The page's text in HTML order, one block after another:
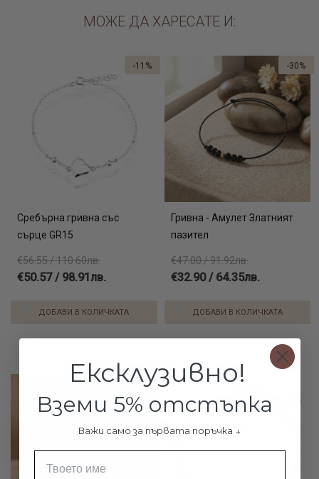
МОЖЕ ДА ХАРЕСАТЕ И:
Сребърна гривна със
сърце GR15
€56.55 / 110.60лв.
€50.57 / 98.91лв.
ДОБАВИ В КОЛИЧКАТА
-11%
Гривна - Амулет Златният
пазител
€47.00 / 91.92лв.
€32.90 / 64.35лв.
ДОБАВИ В КОЛИЧКАТА
-30%
Ексклузивно!
Вземи 5% отстъпка
Важи само за първата поръчка ↓